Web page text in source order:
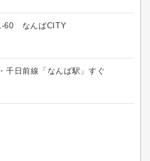
60 なんばCITY
千日前線「なんば駅」すぐ